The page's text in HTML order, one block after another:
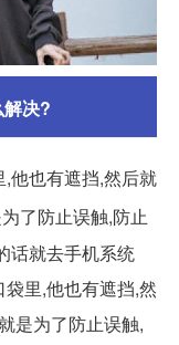
决?
他也有遮挡,然后就
了防止误触,防止
话就去手机系统
里,他也有遮挡,然
是为了防止误触,